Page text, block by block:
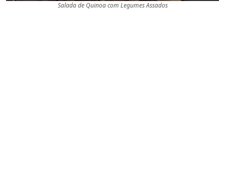
Salada de Quinoa com Legumes Assados